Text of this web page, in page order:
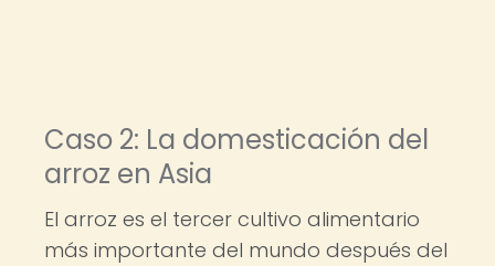
Caso 2: La domesticación del
arroz en Asia
El arroz es el tercer cultivo alimentario
más importante del mundo después del